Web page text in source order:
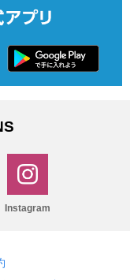
Instagram